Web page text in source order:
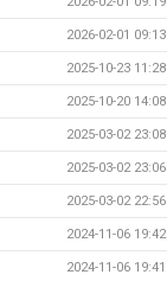
2026-02-01 09:13
2025-10-23 11:28
2025-10-20 14:08
2025-03-02 23:08
2025-03-02 23:06
2025-03-02 22:56
2024-11-06 19:42
2024-11-06 19:41